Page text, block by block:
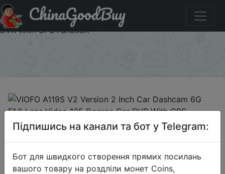
Купити по знижці Cardvr30 VIOFO A119S V2 Version 2
Inch Car Dashcam 6G F1.6 Lens Video 135 Degree Car
DVR With GPS Function
ChinaGoodBuy
2019-04-19
VIOFO A119S V2 Version 2 Inch Car
Dashcam 6G F1.6 Lens Video 135
Degree Car DVR With GPS Function
Підпишись на канали та бот у Telegram:
Бот для швидкого створення прямих посилань
вашого товару на роздліли монет Coins,